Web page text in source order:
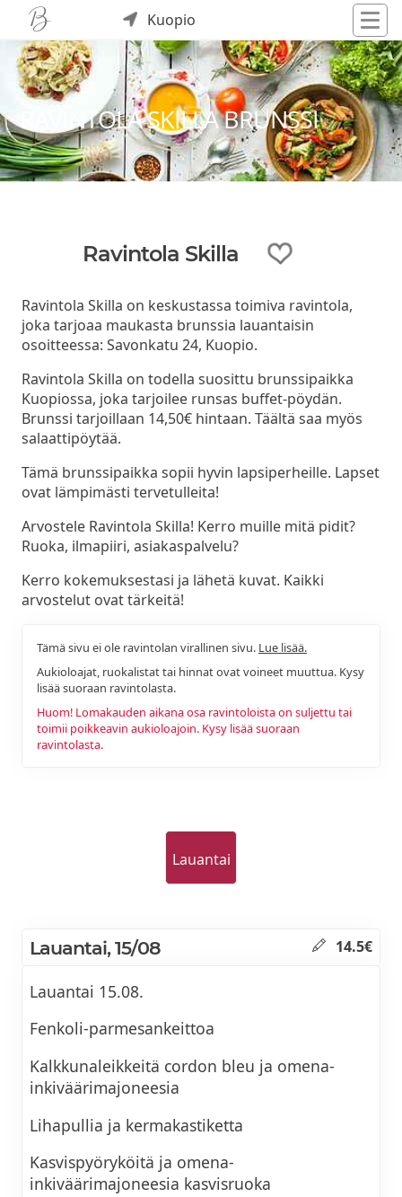
Kuopio
RAVINTOLA SKILLA BRUNSSI
Ravintola Skilla
Ravintola Skilla on keskustassa toimiva ravintola,
joka tarjoaa maukasta brunssia lauantaisin
osoitteessa: Savonkatu 24, Kuopio.
Ravintola Skilla on todella suosittu brunssipaikka
Kuopiossa, joka tarjoilee runsas buffet-pöydän.
Brunssi tarjoillaan 14,50€ hintaan. Täältä saa myös
salaattipöytää.
Tämä brunssipaikka sopii hyvin lapsiperheille. Lapset
ovat lämpimästi tervetulleita!
Arvostele Ravintola Skilla! Kerro muille mitä pidit?
Ruoka, ilmapiiri, asiakaspalvelu?
Kerro kokemuksestasi ja lähetä kuvat. Kaikki
arvostelut ovat tärkeitä!
Tämä sivu ei ole ravintolan virallinen sivu. Lue lisää.
Aukioloajat, ruokalistat tai hinnat ovat voineet muuttua. Kysy
lisää suoraan ravintolasta.
Huom! Lomakauden aikana osa ravintoloista on suljettu tai
toimii poikkeavin aukioloajoin. Kysy lisää suoraan
ravintolasta.
Lauantai
Lauantai, 15/08 14.5€
Lauantai 15.08.
Fenkoli-parmesankeittoa
Kalkkunaleikkeitä cordon bleu ja omena-
inkiväärimajoneesia
Lihapullia ja kermakastiketta
Kasvispyöryköitä ja omena-
inkiväärimajoneesia kasvisruoka